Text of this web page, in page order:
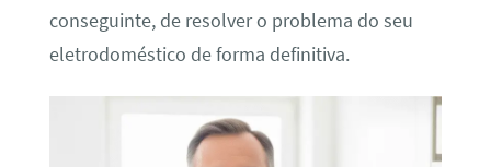
conseguinte, de resolver o problema do seu
eletrodoméstico de forma definitiva.